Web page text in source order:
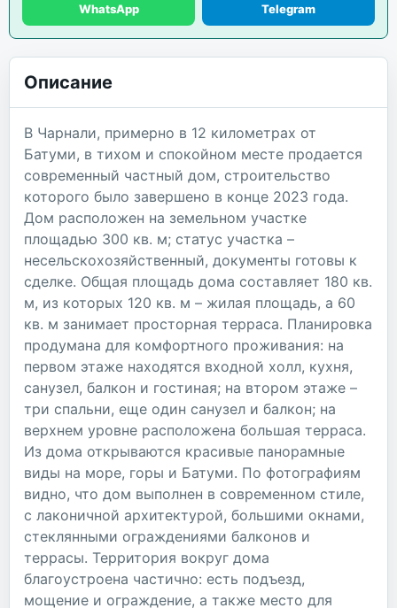
WhatsApp Telegram
Описание
В Чарнали, примерно в 12 километрах от
Батуми, в тихом и спокойном месте продается
современный частный дом, строительство
которого было завершено в конце 2023 года.
Дом расположен на земельном участке
площадью 300 кв. м; статус участка –
несельскохозяйственный, документы готовы к
сделке. Общая площадь дома составляет 180 кв.
м, из которых 120 кв. м – жилая площадь, а 60
кв. м занимает просторная терраса. Планировка
продумана для комфортного проживания: на
первом этаже находятся входной холл, кухня,
санузел, балкон и гостиная; на втором этаже –
три спальни, еще один санузел и балкон; на
верхнем уровне расположена большая терраса.
Из дома открываются красивые панорамные
виды на море, горы и Батуми. По фотографиям
видно, что дом выполнен в современном стиле,
с лаконичной архитектурой, большими окнами,
стеклянными ограждениями балконов и
террасы. Территория вокруг дома
благоустроена частично: есть подъезд,
мощение и ограждение, а также место для